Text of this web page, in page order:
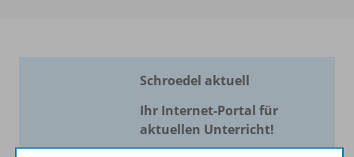
Schroedel aktuell
Ihr Internet-Portal für
aktuellen Unterricht!